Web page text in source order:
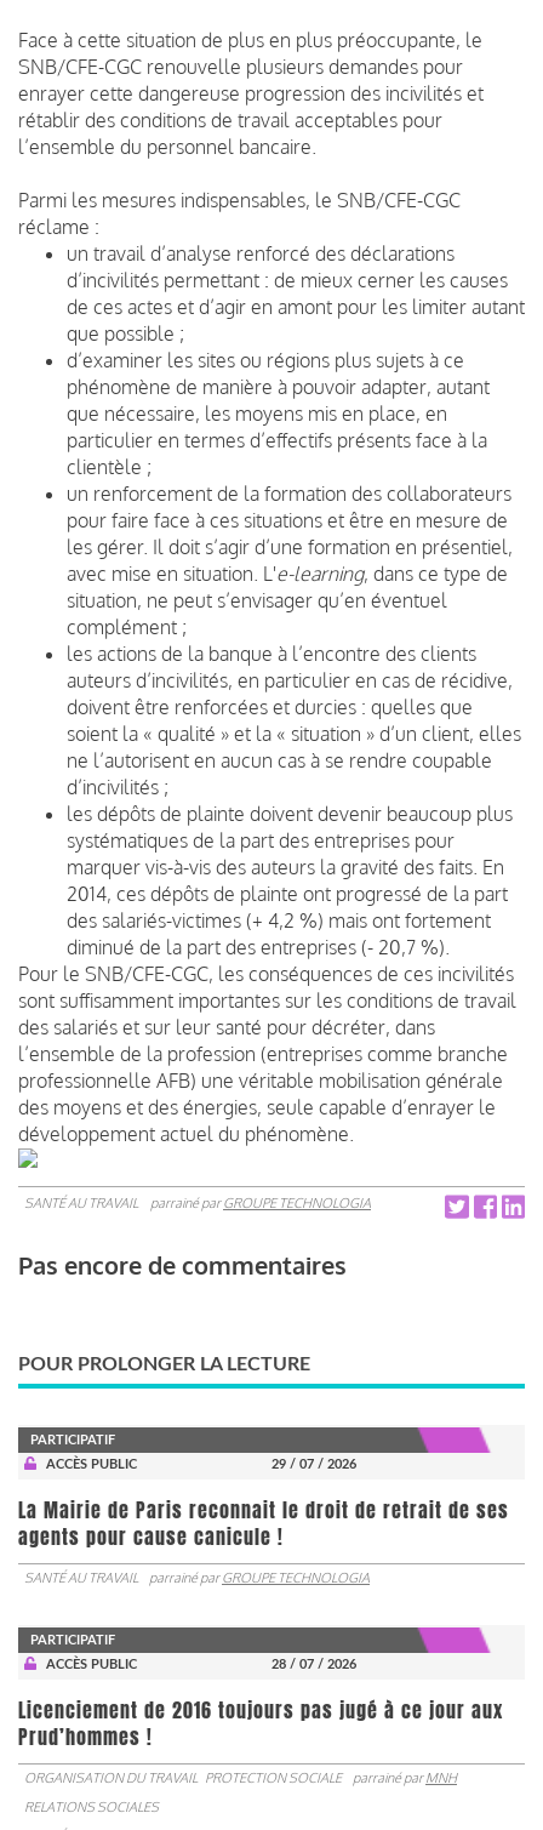
Face à cette situation de plus en plus préoccupante, le
SNB/CFE-CGC renouvelle plusieurs demandes pour
enrayer cette dangereuse progression des incivilités et
rétablir des conditions de travail acceptables pour
l’ensemble du personnel bancaire.
Parmi les mesures indispensables, le SNB/CFE-CGC
réclame :
un travail d’analyse renforcé des déclarations
d’incivilités permettant : de mieux cerner les causes
de ces actes et d’agir en amont pour les limiter autant
que possible ;
d’examiner les sites ou régions plus sujets à ce
phénomène de manière à pouvoir adapter, autant
que nécessaire, les moyens mis en place, en
particulier en termes d’effectifs présents face à la
clientèle ;
un renforcement de la formation des collaborateurs
pour faire face à ces situations et être en mesure de
les gérer. Il doit s’agir d’une formation en présentiel,
avec mise en situation. L'e-learning, dans ce type de
situation, ne peut s’envisager qu’en éventuel
complément ;
les actions de la banque à l’encontre des clients
auteurs d’incivilités, en particulier en cas de récidive,
doivent être renforcées et durcies : quelles que
soient la « qualité » et la « situation » d’un client, elles
ne l’autorisent en aucun cas à se rendre coupable
d’incivilités ;
les dépôts de plainte doivent devenir beaucoup plus
systématiques de la part des entreprises pour
marquer vis-à-vis des auteurs la gravité des faits. En
2014, ces dépôts de plainte ont progressé de la part
des salariés-victimes (+ 4,2 %) mais ont fortement
diminué de la part des entreprises (- 20,7 %).
Pour le SNB/CFE-CGC, les conséquences de ces incivilités
sont suffisamment importantes sur les conditions de travail
des salariés et sur leur santé pour décréter, dans
l’ensemble de la profession (entreprises comme branche
professionnelle AFB) une véritable mobilisation générale
des moyens et des énergies, seule capable d’enrayer le
développement actuel du phénomène.
SANTÉ AU TRAVAIL parrainé parGROUPE TECHNOLOGIA
Pas encore de commentaires
POUR PROLONGER LA LECTURE
PARTICIPATIF
ACCÈS PUBLIC
29 / 07 / 2026
La Mairie de Paris reconnait le droit de retrait de ses
agents pour cause canicule !
SANTÉ AU TRAVAIL parrainé parGROUPE TECHNOLOGIA
PARTICIPATIF
ACCÈS PUBLIC
28 / 07 / 2026
Licenciement de 2016 toujours pas jugé à ce jour aux
Prud’hommes !
ORGANISATION DU TRAVAIL PROTECTION SOCIALE parrainé parMNH
RELATIONS SOCIALES